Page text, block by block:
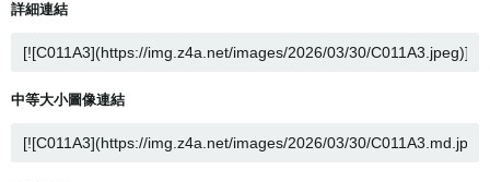
詳細連結
中等大小圖像連結